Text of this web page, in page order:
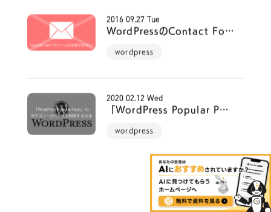
2016 09.27 Tue
WordPressのContact Fo…
wordpress
2020 02.12 Wed
「WordPress Popular P…
wordpress